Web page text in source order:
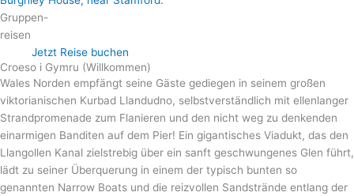
Gruppen-
reisen
Jetzt Reise buchen
Croeso i Gymru (Willkommen)
Wales Norden empfängt seine Gäste gediegen in seinem großen
viktorianischen Kurbad Llandudno, selbstverständlich mit ellenlanger
Strandpromenade zum Flanieren und den nicht weg zu denkenden
einarmigen Banditen auf dem Pier! Ein gigantisches Viadukt, das den
Llangollen Kanal zielstrebig über ein sanft geschwungenes Glen führt,
lädt zu seiner Überquerung in einem der typisch bunten so
genannten Narrow Boats und die reizvollen Sandstrände entlang der